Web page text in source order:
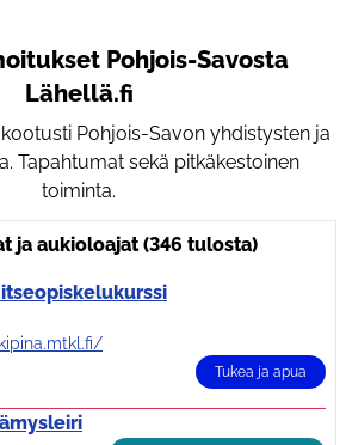
Pohjois-Savosta
Lähellä.fi
Pohjois-Savon yhdistysten ja
Tapahtumat sekä pitkäkestoinen
toiminta.
ja aukioloajat (346 tulosta)
Tukea ja apua